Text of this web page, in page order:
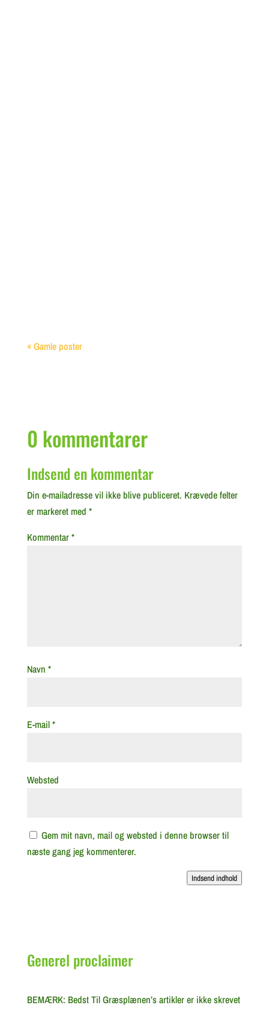
« Gamle poster
0 kommentarer
Indsend en kommentar
Din e-mailadresse vil ikke blive publiceret. Krævede felter
er markeret med *
Kommentar*
Navn *
E-mail*
Websted
Gem mit navn, mail og websted i denne browser til
næste gang jeg kommenterer.
Indsend indhold
Generel proclaimer
BEMÆRK: Bedst Til Græsplænen’s artikler er ikke skrevet